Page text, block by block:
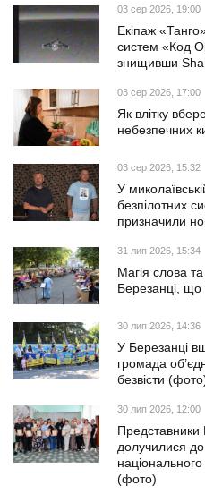
03 сер 2026, 19:00
Екіпаж
систем «Код
знищивши
03 сер 2026, 17:00
Як влітку
небезпечних
03 сер 2026, 15:32
У
безпілотних
призначили
31 лип 2026, 15:34
Магія слова
Березанці, що
30 лип 2026, 14:36
У Березанці
громада
безвісти
30 лип 2026, 12:00
Представники
долучилися до
(фото)